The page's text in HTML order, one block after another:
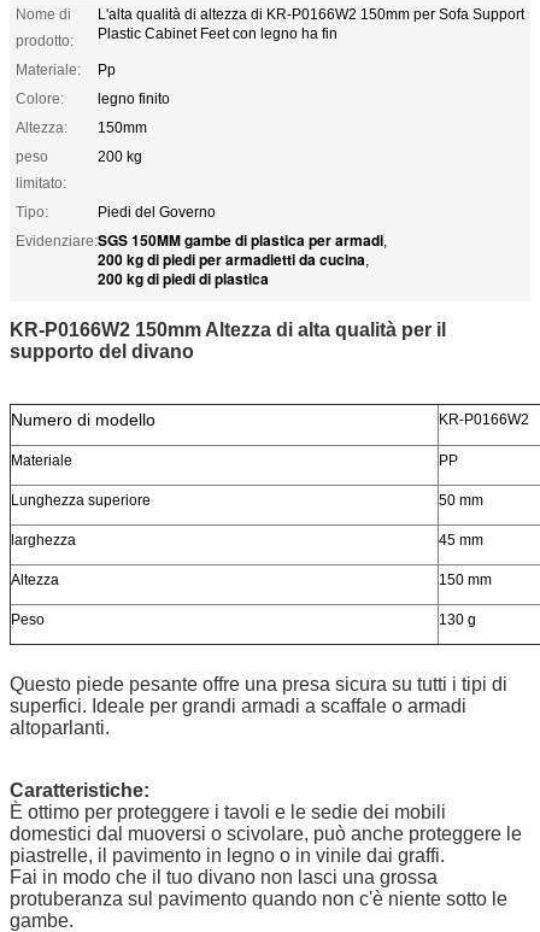
Nome di
prodotto:
L'alta qualità di altezza di KR-P0166W2 150mm per Sofa Support
Plastic Cabinet Feet con legno ha fin
Materiale:
Pp
Colore:
legno finito
Altezza:
150mm
peso
limitato:
200 kg
Tipo:
Piedi del Governo
Evidenziare:SGS 150MM gambe di plastica per armadi,
200 kg di piedi per armadietti da cucina,
200 kg di piedi di plastica
KR-P0166W2 150mm Altezza di alta qualità per il
supporto del divano
Numero di modello KR-P0166W2
Materiale PP
Lunghezza superiore 50 mm
larghezza 45 mm
Altezza 150 mm
Peso 130 g
Questo piede pesante offre una presa sicura su tutti i tipi di
superfici. Ideale per grandi armadi a scaffale o armadi
altoparlanti.
Caratteristiche:
È ottimo per proteggere i tavoli e le sedie dei mobili
domestici dal muoversi o scivolare, può anche proteggere le
piastrelle, il pavimento in legno o in vinile dai graffi.
Fai in modo che il tuo divano non lasci una grossa
protuberanza sul pavimento quando non c'è niente sotto le
gambe.